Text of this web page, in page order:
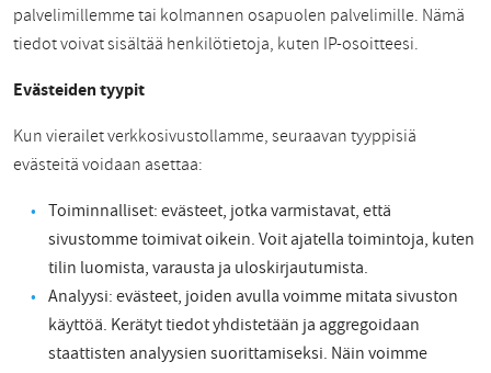
palvelimillemme tai kolmannen osapuolen palvelimille. Nämä
tiedot voivat sisältää henkilötietoja, kuten IP-osoitteesi.
Evästeiden tyypit
Kun vierailet verkkosivustollamme, seuraavan tyyppisiä
evästeitä voidaan asettaa:
Toiminnalliset: evästeet, jotka varmistavat, että
sivustomme toimivat oikein. Voit ajatella toimintoja, kuten
tilin luomista, varausta ja uloskirjautumista.
Analyysi: evästeet, joiden avulla voimme mitata sivuston
käyttöä. Kerätyt tiedot yhdistetään ja aggregoidaan
staattisten analyysien suorittamiseksi. Näin voimme